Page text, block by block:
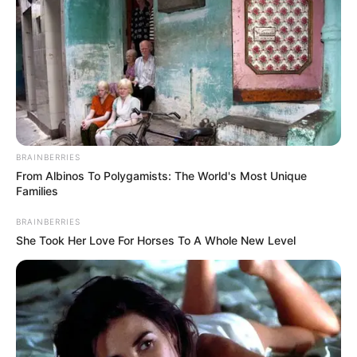
delinquir y hurto calificado y agravado.
BRAINBERRIES
From Albinos To Polygamists: The World's Most Unique
Families
BRAINBERRIES
She Took Her Love For Horses To A Whole New Level